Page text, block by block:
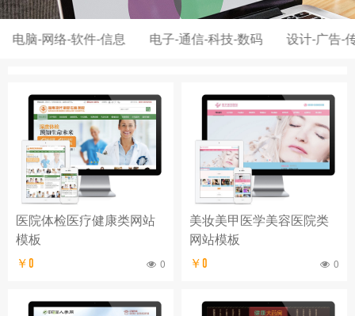
电脑-网络-软件-信息 电子-通信-科技-数码 设计-广告-
医院体检医疗健康类网站
模板
￥0 0
美妆美甲医学美容医院类
网站模板
￥0 0